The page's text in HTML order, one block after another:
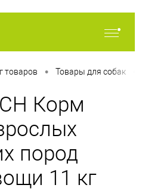
товаров • Товары для собак
Корм
пород
11 кг